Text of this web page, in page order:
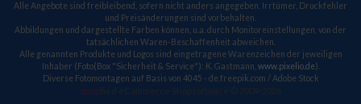
Alle Angebote sind freibleibend, sofern nicht anders angegeben. Irrtümer, Druckfehler
und Preisänderungen sind vorbehalten.
Abbildungen und dargestellte Farben können, u.a. durch Monitoreinstellungen, von der
tatsächlichen Waren-Beschaffenheit abweichen.
Alle genannten Produkte und Logos sind eingetragene Warenzeichen der jeweiligen
Inhaber (Foto(Box "Sicherheit & Service"): K. Gastmann, www.pixelio.de).
Diverse Fotomontagen auf Basis von 4045 - de.freepik.com / Adobe Stock
mod